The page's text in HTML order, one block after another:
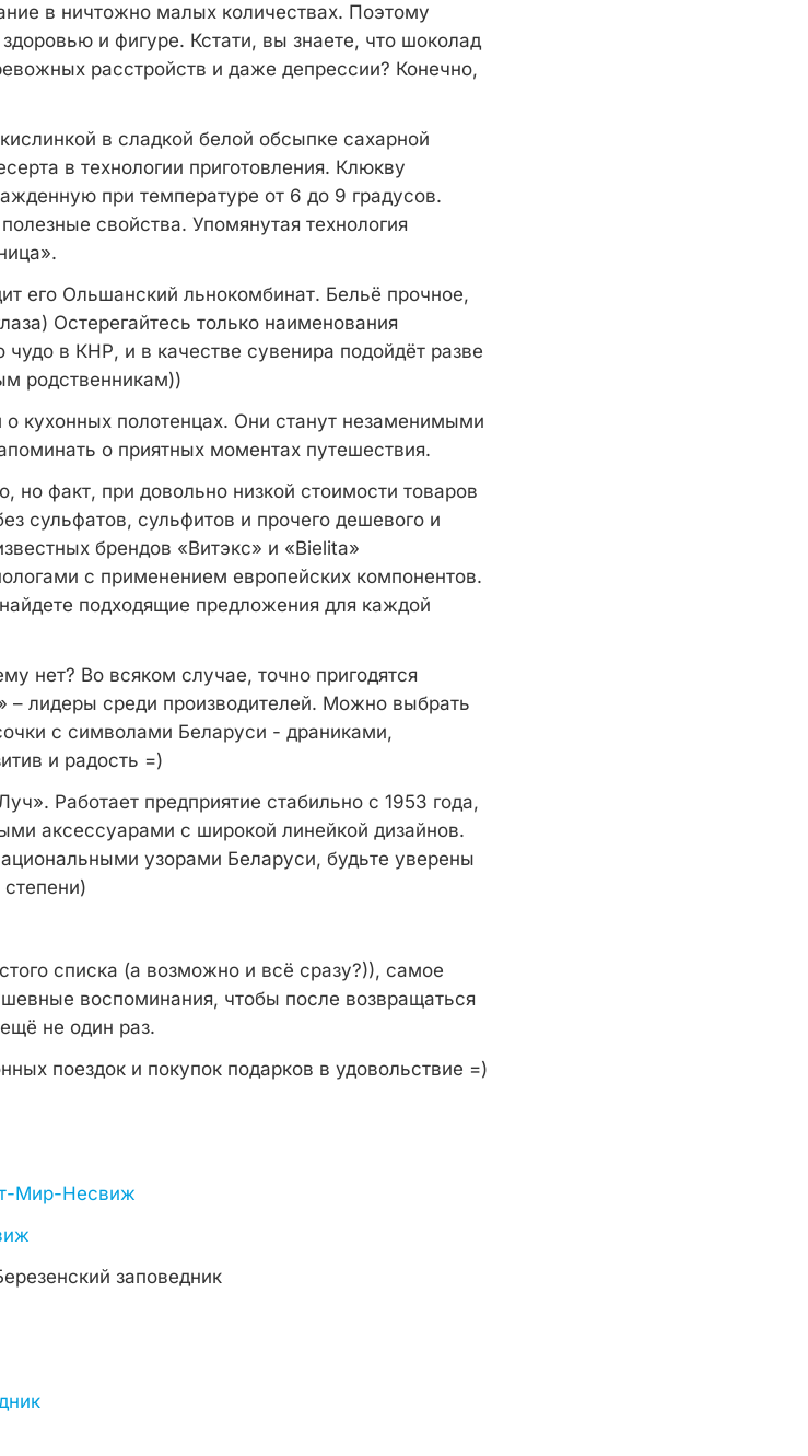
в ничтожно малых количествах. Поэтому
и фигуре. Кстати, вы знаете, что шоколад
расстройств и даже депрессии? Конечно,
в сладкой белой обсыпке сахарной
в технологии приготовления. Клюкву
при температуре от 6 до 9 градусов.
свойства. Упомянутая технология
его Ольшанский льнокомбинат. Бельё прочное,
Остерегайтесь только наименования
в КНР, и в качестве сувенира подойдёт разве
родственникам))
кухонных полотенцах. Они станут незаменимыми
о приятных моментах путешествия.
но факт, при довольно низкой стоимости товаров
сульфатов, сульфитов и прочего дешевого и
брендов «Витэкс» и «Bielita»
с применением европейских компонентов.
подходящие предложения для каждой
нет? Во всяком случае, точно пригодятся
лидеры среди производителей. Можно выбрать
с символами Беларуси - драниками,
и радость =)
Работает предприятие стабильно с 1953 года,
аксессуарами с широкой линейкой дизайнов.
узорами Беларуси, будьте уверены
списка (а возможно и всё сразу?)), самое
воспоминания, чтобы после возвращаться
не один раз.
поездок и покупок подарков в удовольствие =)
Мир-Несвиж
заповедник